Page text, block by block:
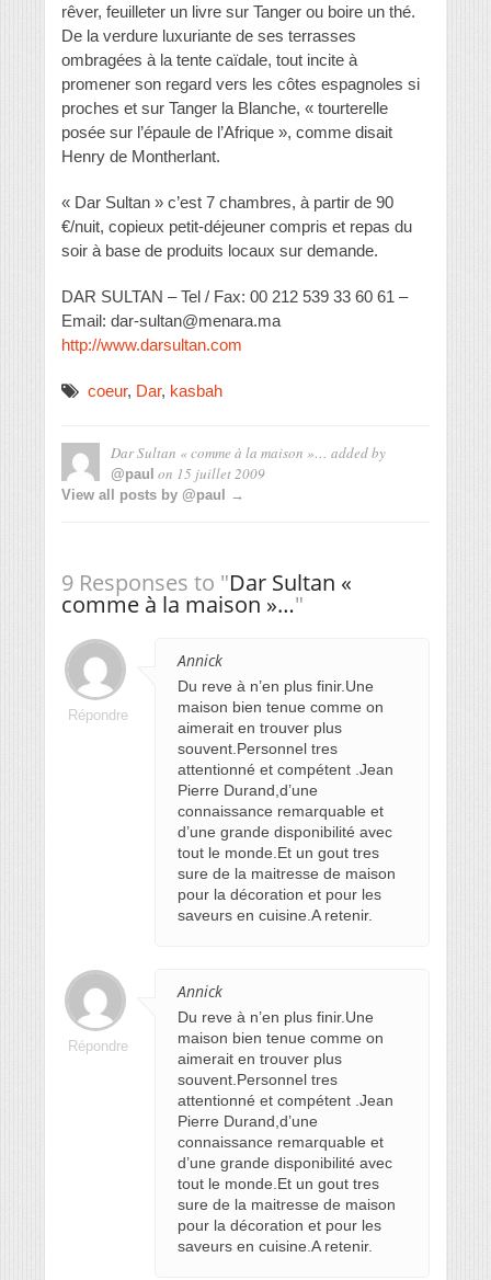
rêver, feuilleter un livre sur Tanger ou boire un thé.
De la verdure luxuriante de ses terrasses
ombragées à la tente caïdale, tout incite à
promener son regard vers les côtes espagnoles si
proches et sur Tanger la Blanche, « tourterelle
posée sur l’épaule de l’Afrique », comme disait
Henry de Montherlant.
« Dar Sultan » c’est 7 chambres, à partir de 90
€/nuit, copieux petit-déjeuner compris et repas du
soir à base de produits locaux sur demande.
DAR SULTAN – Tel / Fax: 00 212 539 33 60 61 –
Email: dar-sultan@menara.ma
http://www.darsultan.com
coeur, Dar, kasbah
Dar Sultan « comme à la maison »… added by
@paul on 15 juillet 2009
View all posts by @paul →
9 Responses to "Dar Sultan «
comme à la maison »…"
Annick
Du reve à n’en plus finir.Une
maison bien tenue comme on
aimerait en trouver plus
souvent.Personnel tres
attentionné et compétent .Jean
Pierre Durand,d’une
connaissance remarquable et
d’une grande disponibilité avec
tout le monde.Et un gout tres
sure de la maitresse de maison
pour la décoration et pour les
saveurs en cuisine.A retenir.
Répondre
Annick
Du reve à n’en plus finir.Une
maison bien tenue comme on
aimerait en trouver plus
souvent.Personnel tres
attentionné et compétent .Jean
Pierre Durand,d’une
connaissance remarquable et
d’une grande disponibilité avec
tout le monde.Et un gout tres
sure de la maitresse de maison
pour la décoration et pour les
saveurs en cuisine.A retenir.
Répondre